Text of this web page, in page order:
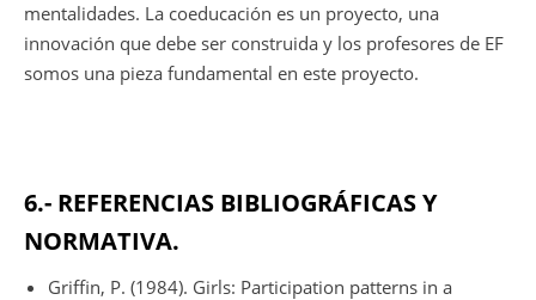
mentalidades. La coeducación es un proyecto, una
innovación que debe ser construida y los profesores de EF
somos una pieza fundamental en este proyecto.
6.- REFERENCIAS BIBLIOGRÁFICAS Y
NORMATIVA.
Griffin, P. (1984). Girls: Participation patterns in a